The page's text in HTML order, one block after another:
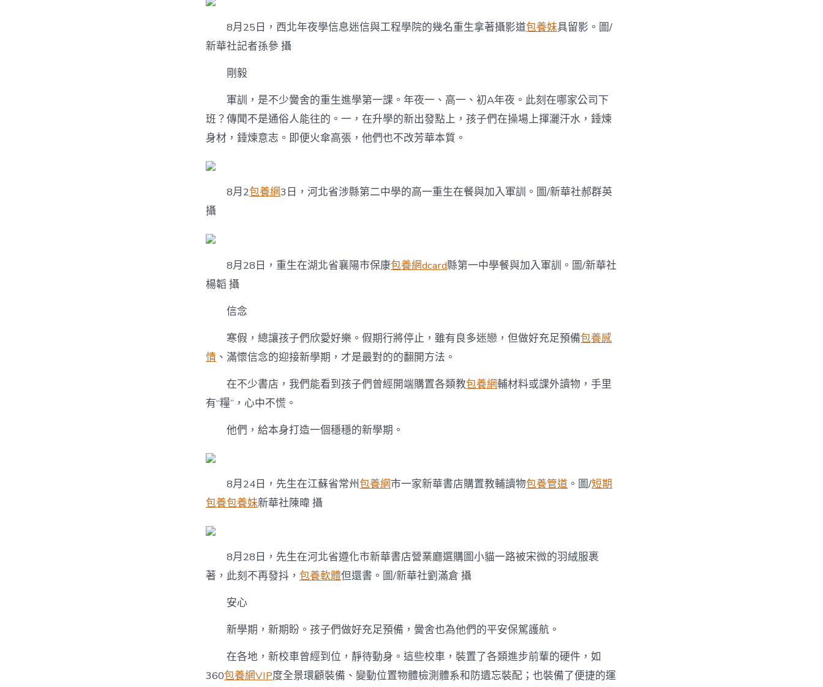
8月25日，西北年夜學信息迷信與工程學院的幾名重生拿著攝影道包養妹具留影。圖/
新華社記者孫參 攝
剛毅
軍訓，是不少黌舍的重生進學第一課。年夜一、高一、初A年夜。此刻在哪家公司下
班？傳聞不是通俗人能往的。一，在升學的新出發點上，孩子們在操場上揮灑汗水，錘煉
身材，錘煉意志。即便火傘高張，他們也不改芳華本質。
8月2包養網3日，河北省涉縣第二中學的高一重生在餐與加入軍訓。圖/新華社郝群英
攝
8月28日，重生在湖北省襄陽市保康包養網dcard縣第一中學餐與加入軍訓。圖/新華社
楊韜 攝
信念
寒假，總讓孩子們欣愛好樂。假期行將停止，雖有良多迷戀，但做好充足預備包養感
情 、滿懷信念的迎接新學期，才是最對的的翻開方法。
在不少書店，我們能看到孩子們曾經開端購置各類教包養網輔材料或課外讀物，手里
有“糧”，心中不慌。
他們，給本身打造一個穩穩的新學期。
8月24日，先生在江蘇省常州包養網市一家新華書店購置教輔讀物包養管道 。圖/短期
包養包養妹新華社陳暐 攝
8月28日，先生在河北省遵化市新華書店營業廳選購圖小貓一路被宋微的羽絨服裹
著，此刻不再發抖， 包養軟體但還書。圖/新華社劉滿倉 攝
安心
新學期，新期盼。孩子們做好充足預備，黌舍也為他們的平安保駕護航。
在各地，新校車曾經到位，靜待動身。這些校車，裝置了各類進步前輩的硬件，如
360包養網VIP度全景環顧裝備、變動位置物體檢測體系和防遺忘裝配；也裝備了便捷的運